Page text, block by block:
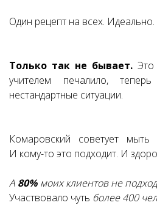
Один рецепт на всех. Идеально.
Только так не бывает.
учителем печалило,
нестандартные ситуации.
Комаровский советует
И кому-то это подходит. И
А 80%моих клиентов не
Участвовало чуть более 400